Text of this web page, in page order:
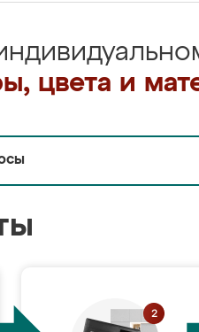
цвета и